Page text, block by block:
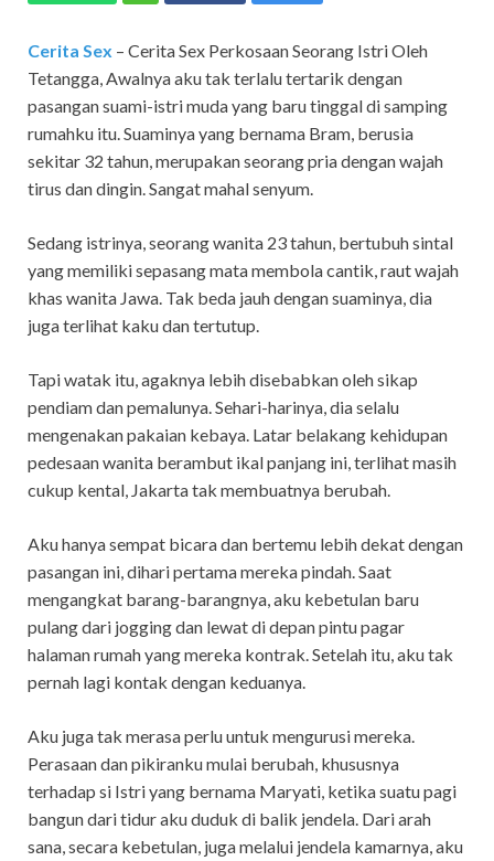
Cerita Sex – Cerita Sex Perkosaan Seorang Istri Oleh
Tetangga, Awalnya aku tak terlalu tertarik dengan
pasangan suami-istri muda yang baru tinggal di samping
rumahku itu. Suaminya yang bernama Bram, berusia
sekitar 32 tahun, merupakan seorang pria dengan wajah
tirus dan dingin. Sangat mahal senyum.
Sedang istrinya, seorang wanita 23 tahun, bertubuh sintal
yang memiliki sepasang mata membola cantik, raut wajah
khas wanita Jawa. Tak beda jauh dengan suaminya, dia
juga terlihat kaku dan tertutup.
Tapi watak itu, agaknya lebih disebabkan oleh sikap
pendiam dan pemalunya. Sehari-harinya, dia selalu
mengenakan pakaian kebaya. Latar belakang kehidupan
pedesaan wanita berambut ikal panjang ini, terlihat masih
cukup kental, Jakarta tak membuatnya berubah.
Aku hanya sempat bicara dan bertemu lebih dekat dengan
pasangan ini, dihari pertama mereka pindah. Saat
mengangkat barang-barangnya, aku kebetulan baru
pulang dari jogging dan lewat di depan pintu pagar
halaman rumah yang mereka kontrak. Setelah itu, aku tak
pernah lagi kontak dengan keduanya.
Aku juga tak merasa perlu untuk mengurusi mereka.
Perasaan dan pikiranku mulai berubah, khususnya
terhadap si Istri yang bernama Maryati, ketika suatu pagi
bangun dari tidur aku duduk di balik jendela. Dari arah
sana, secara kebetulan, juga melalui jendela kamarnya, aku